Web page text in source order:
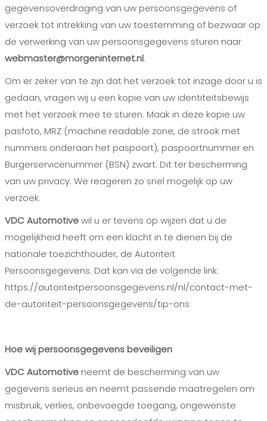
gegevensoverdraging van uw persoonsgegevens of
verzoek tot intrekking van uw toestemming of bezwaar op
de verwerking van uw persoonsgegevens sturen naar
webmaster@morgeninternet.nl.
Om er zeker van te zijn dat het verzoek tot inzage door u is
gedaan, vragen wij u een kopie van uw identiteitsbewijs
met het verzoek mee te sturen. Maak in deze kopie uw
pasfoto, MRZ (machine readable zone, de strook met
nummers onderaan het paspoort), paspoortnummer en
Burgerservicenummer (BSN) zwart. Dit ter bescherming
van uw privacy. We reageren zo snel mogelijk op uw
verzoek.
VDC Automotivewil u er tevens op wijzen dat u de
mogelijkheid heeft om een klacht in te dienen bij de
nationale toezichthouder, de Autoriteit
Persoonsgegevens. Dat kan via de volgende link:
https://autoriteitpersoonsgegevens.nl/nl/contact-met-
de-autoriteit-persoonsgegevens/tip-ons
Hoe wij persoonsgegevens beveiligen
VDC Automotiveneemt de bescherming van uw
gegevens serieus en neemt passende maatregelen om
misbruik, verlies, onbevoegde toegang, ongewenste